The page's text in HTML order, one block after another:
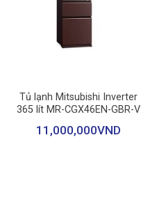
Tủ lạnh Mitsubishi Inverter
365 lít MR-CGX46EN-GBR-V
11,000,000VND